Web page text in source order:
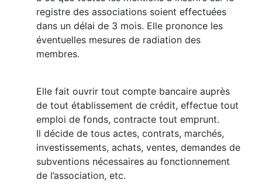
registre des associations soient effectuées
dans un délai de 3 mois. Elle prononce les
éventuelles mesures de radiation des
membres.
Elle fait ouvrir tout compte bancaire auprès
de tout établissement de crédit, effectue tout
emploi de fonds, contracte tout emprunt.
Il décide de tous actes, contrats, marchés,
investissements, achats, ventes, demandes de
subventions nécessaires au fonctionnement
de l’association, etc.